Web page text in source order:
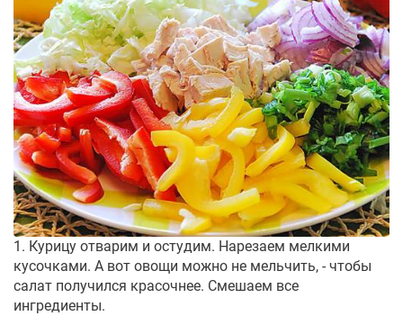
1. Курицу отварим и остудим. Нарезаем мелкими
кусочками. А вот овощи можно не мельчить, - чтобы
салат получился красочнее. Смешаем все
ингредиенты.